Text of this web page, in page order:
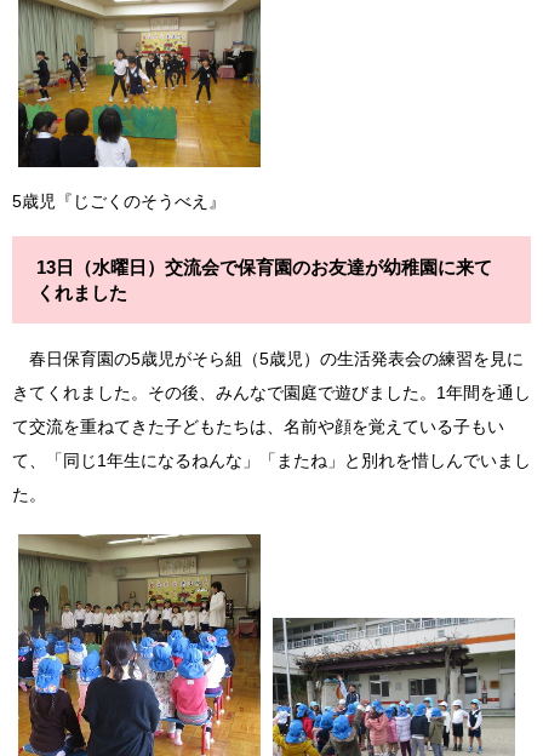
5歳児『じごくのそうべえ』
13日（水曜日）交流会で保育園のお友達が幼稚園に来て
くれました
春日保育園の5歳児がそら組（5歳児）の生活発表会の練習を見に
きてくれました。その後、みんなで園庭で遊びました。1年間を通し
て交流を重ねてきた子どもたちは、名前や顔を覚えている子もい
て、「同じ1年生になるねんな」「またね」と別れを惜しんでいまし
た。